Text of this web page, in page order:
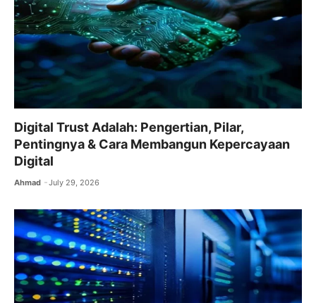
Digital Trust Adalah: Pengertian, Pilar,
Pentingnya & Cara Membangun Kepercayaan
Digital
Ahmad July 29, 2026